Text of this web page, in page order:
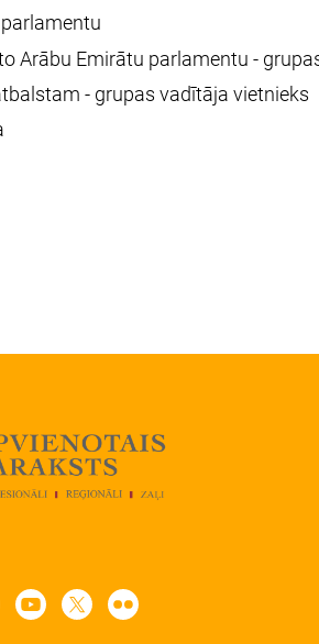
Arābu Emirātu parlamentu -
- grupas vadītāja vietnieks